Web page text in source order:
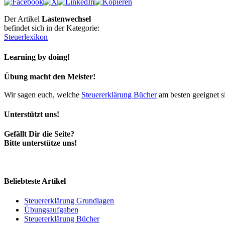
Der Artikel Lastenwechsel
befindet sich in der Kategorie:
Steuerlexikon
Learning by doing!
Übung macht den Meister!
Wir sagen euch, welche Steuererklärung Bücheram besten geeignet
Unterstützt uns!
Gefällt Dir die Seite?
Bitte unterstütze uns!
Beliebteste Artikel
Steuererklärung Grundlagen
Übungsaufgaben
Steuererklärung Bücher